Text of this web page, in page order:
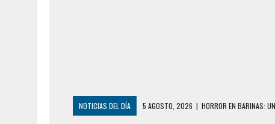
NOTICIAS DEL DÍA 3 AGOSTO, 2026 | LA INCREÍBLE FORMA EN